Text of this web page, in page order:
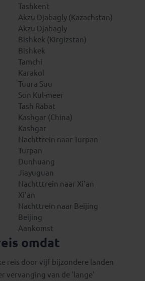
Tashkent
Akzu Djabagly (Kazachstan)
Akzu Djabagly
Bishkek (Kirgizstan)
Bishkek
Tamchi
Karakol
Tuura Suu
Son Kul-meer
Tash Rabat
Kashgar (China)
Kashgar
Nachttrein naar Turpan
Turpan
Dunhuang
Jiayuguan
Nachtttrein naar Xi'an
Xi'an
Nachttrein naar Beijing
Beijing
Aankomst
omdat
reis door vijf bijzondere landen
vervanging van de 'lange'